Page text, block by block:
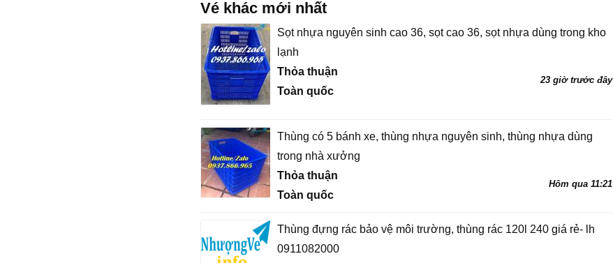
Vé khác mới nhất
Sọt nhựa nguyên sinh cao 36, sọt cao 36, sọt nhựa dùng trong kho
lạnh
Thỏa thuận
Toàn quốc
23 giờ trước đây
Thùng có 5 bánh xe, thùng nhựa nguyên sinh, thùng nhựa dùng
trong nhà xưởng
Thỏa thuận
Toàn quốc
Hôm qua 11:21
Thùng đựng rác bảo vệ môi trường, thùng rác 120l 240 giá rẻ- lh
0911082000